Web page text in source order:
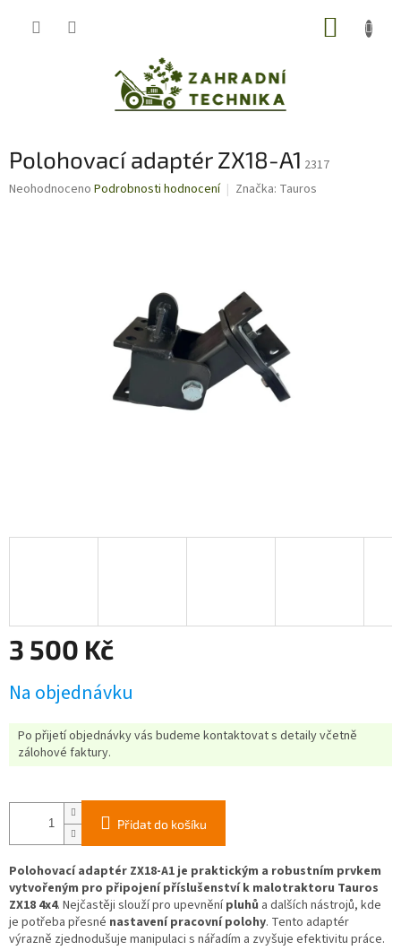
Polohovací adaptér ZX18-A1 2317
Průměrné
Neohodnoceno Podrobnosti hodnocení Značka: Tauros
3 500 Kč
cena:
Na objednávku
Po přijetí objednávky vás budeme kontaktovat s detaily včetně
zálohové faktury.
Přidat do košíku
Polohovací adaptér ZX18-A1 je praktickým a robustním prvkem
vytvořeným pro připojení příslušenství k malotraktoru Tauros
ZX18 4x4. Nejčastěji slouží pro upevnění pluhů a dalších nástrojů, kde
je potřeba přesné nastavení pracovní polohy. Tento adaptér
výrazně zjednodušuje manipulaci s nářadím a zvyšuje efektivitu práce.